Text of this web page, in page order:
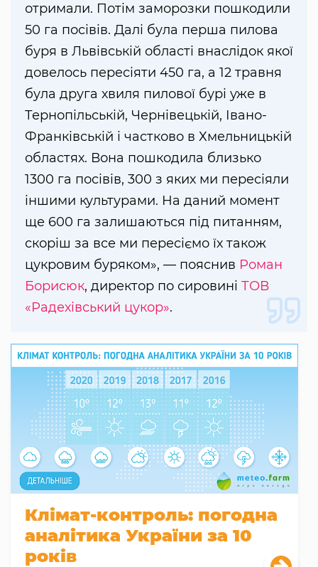
отримали. Потім заморозки пошкодили
50 га посівів. Далі була перша пилова
буря в Львівській області внаслідок якої
довелось пересіяти 450 га, а 12 травня
була друга хвиля пилової бурі уже в
Тернопільській, Чернівецькій, Івано-
Франківській і частково в Хмельницькій
областях. Вона пошкодила близько
1300 га посівів, 300 з яких ми пересіяли
іншими культурами. На даний момент
ще 600 га залишаються під питанням,
скоріш за все ми пересіємо їх також
цукровим буряком», — пояснив Роман
Борисюк, директор по сировині ТОВ
«Радехівський цукор».
Клімат-контроль: погодна
аналітика України за 10
років